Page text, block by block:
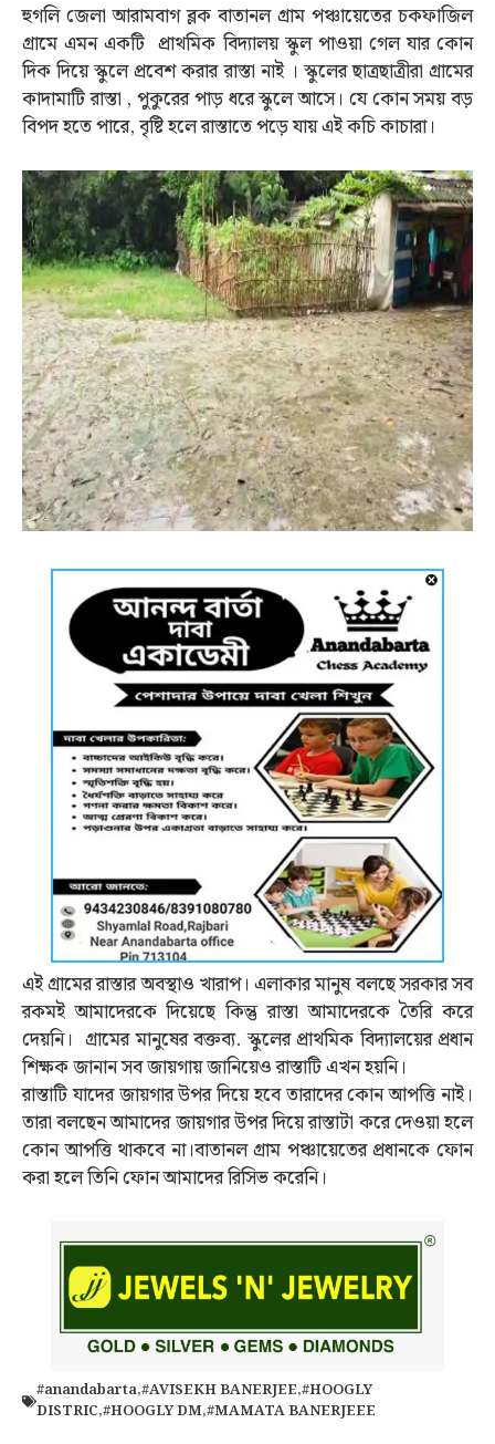
হুগলি জেলা আরামবাগ ব্লক বাতানল গ্রাম পঞ্চায়েতের চকফাজিল
গ্রামে এমন একটি প্রাথমিক বিদ্যালয় স্কুল পাওয়া গেল যার কোন
দিক দিয়ে স্কুলে প্রবেশ করার রাস্তা নাই । স্কুলের ছাত্রছাত্রীরা গ্রামের
কাদামাটি রাস্তা , পুকুরের পাড় ধরে স্কুলে আসে। যে কোন সময় বড়
বিপদ হতে পারে, বৃষ্টি হলে রাস্তাতে পড়ে যায় এই কচি কাচারা।
এই গ্রামের রাস্তার অবস্থাও খারাপ। এলাকার মানুষ বলছে সরকার সব
রকমই আমাদেরকে দিয়েছে কিন্তু রাস্তা আমাদেরকে তৈ‌রি করে
দেয়নি। গ্রামের মানুষের বক্তব্য. স্কুলের প্রাথমিক বিদ্যালয়ের প্রধান
শিক্ষক জানান সব জায়গায় জানিয়েও রাস্তাটি এখন হয়নি।
রাস্তাটি যাদের জায়গার উপর দিয়ে হবে তারাদের কোন আপত্তি নাই।
তারা বলছেন আমাদের জায়গার উপর দিয়ে রাস্তাটা করে দেওয়া হলে
কোন আপত্তি থাকবে না।বাতানল গ্রাম পঞ্চায়েতের প্রধানকে ফোন
করা হলে তিনি ফোন আমাদের রিসিভ করেনি।
#anandabarta,#AVISEKH BANERJEE,#HOOGLY
DISTRIC,#HOOGLY DM,#MAMATA BANERJEEE